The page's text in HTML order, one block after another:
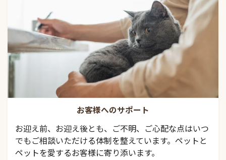
お客様へのサポート
お迎え前、お迎え後とも、ご不明、ご心配な点はいつ
でもご相談いただける体制を整えています。ペットと
ペットを愛するお客様に寄り添います。